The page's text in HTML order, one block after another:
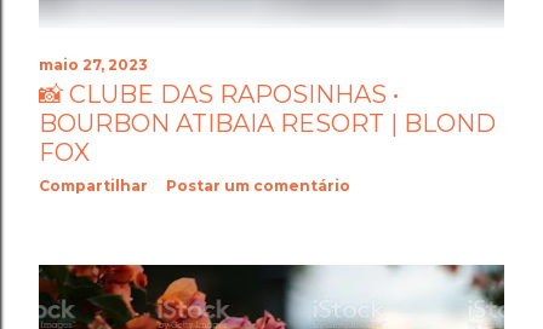
maio 27, 2023
📸 CLUBE DAS RAPOSINHAS •
BOURBON ATIBAIA RESORT | BLOND
FOX
Compartilhar Postar um comentário